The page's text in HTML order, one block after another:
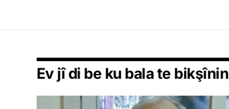
Ev jî di be ku bala te bikşînin